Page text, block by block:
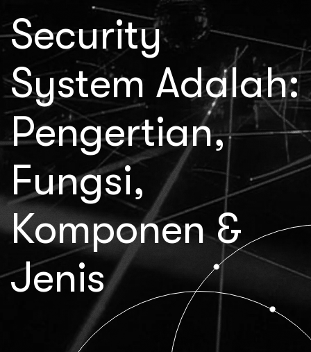
Security
System Adalah:
Pengertian,
Fungsi,
Komponen &
Jenis